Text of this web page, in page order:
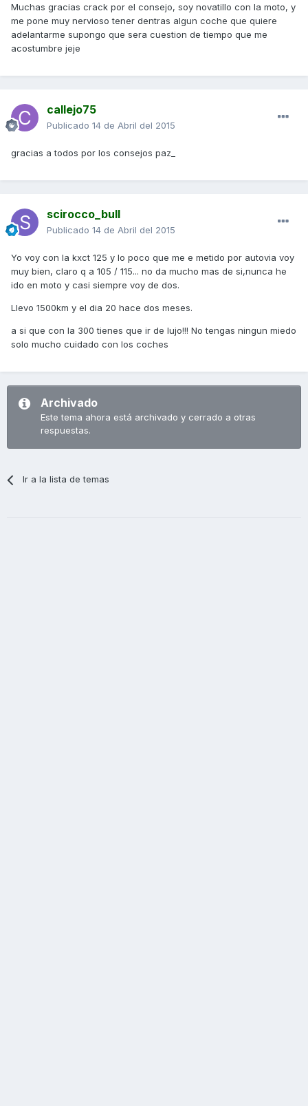
Muchas gracias crack por el consejo, soy novatillo con la moto, y
me pone muy nervioso tener dentras algun coche que quiere
adelantarme supongo que sera cuestion de tiempo que me
acostumbre jeje
callejo75
Publicado 14 de Abril del 2015
gracias a todos por los consejos paz_
scirocco_bull
Publicado 14 de Abril del 2015
Yo voy con la kxct 125 y lo poco que me e metido por autovia voy
muy bien, claro q a 105 / 115... no da mucho mas de si,nunca he
ido en moto y casi siempre voy de dos.
Llevo 1500km y el dia 20 hace dos meses.
a si que con la 300 tienes que ir de lujo!!! No tengas ningun miedo
solo mucho cuidado con los coches
Archivado
Este tema ahora está archivado y cerrado a otras
respuestas.
Ir a la lista de temas